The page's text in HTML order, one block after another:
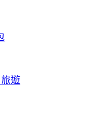
旅遊